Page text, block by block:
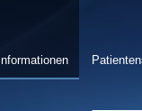
Informationen